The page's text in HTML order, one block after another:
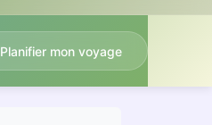
Planifier mon voyage